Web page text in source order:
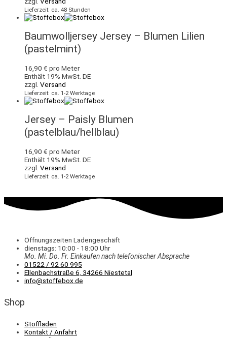
Lieferzeit: ca. 48 Stunden
Baumwolljersey Jersey – Blumen Lilien
(pastelmint)
16,90 € pro Meter
Enthält 19% MwSt. DE
zzgl. Versand
Lieferzeit: ca. 1-2 Werktage
Jersey – Paisly Blumen
(pastelblau/hellblau)
16,90 € pro Meter
Enthält 19% MwSt. DE
zzgl. Versand
Lieferzeit: ca. 1-2 Werktage
Öffnungszeiten Ladengeschäft
dienstags: 10:00 - 18:00 Uhr
Mo. Mi. Do. Fr. Einkaufennach telefonischer Absprache
01522 / 92 60 995
Ellenbachstraße 6, 34266 Niestetal
info@stoffebox.de
Shop
Stoffladen
Kontakt / Anfahrt